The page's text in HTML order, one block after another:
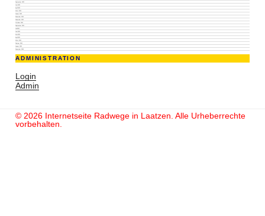
September 2022
Juni 2022
April 2022
März 2022
Januar 2022
Dezember 2021
November 2021
Oktober 2021
September 2021
Juli 2021
Juni 2021
Mai 2021
April 2021
März 2021
Februar 2021
Januar 2021
Dezember 2020
ADMINISTRATION
Login
Admin
© 2026 Internetseite Radwege in Laatzen. Alle Urheberrechte
vorbehalten.